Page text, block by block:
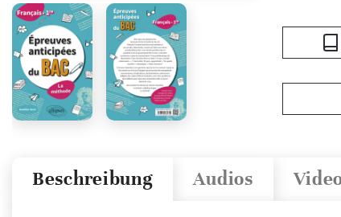
Audios
Beschreibung